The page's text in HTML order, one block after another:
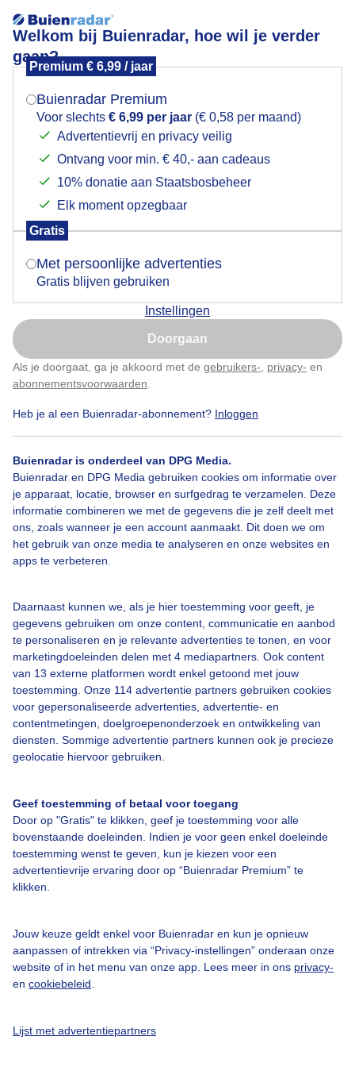
Welkom bij Buienradar, hoe wil je verder
gaan?
Premium € 6,99 / jaar
Buienradar Premium
Voor slechts € 6,99 per jaar (€ 0,58 per maand)
Advertentievrij en privacy veilig
Ontvang voor min. € 40,- aan cadeaus
10% donatie aan Staatsbosbeheer
Elk moment opzegbaar
Gratis
Met persoonlijke advertenties
Gratis blijven gebruiken
Instellingen
Doorgaan
Als je doorgaat, ga je akkoord met de gebruikers- privacy- en
abonnementsvoorwaarden
Heb je al een Buienradar-abonnement? Inloggen
Buienradar is onderdeel van DPG Media.
Buienradar en DPG Media gebruiken cookies om informatie over
je apparaat, locatie, browser en surfgedrag te verzamelen. Deze
informatie combineren we met de gegevens die je zelf deelt met
ons, zoals wanneer je een account aanmaakt. Dit doen we om
het gebruik van onze media te analyseren en onze websites en
apps te verbeteren.
Daarnaast kunnen we, als je hier toestemming voor geeft, je
gegevens gebruiken om onze content, communicatie en aanbod
te personaliseren en je relevante advertenties te tonen, en voor
marketingdoeleinden delen met 4 mediapartners. Ook content
van 13 externe platformen wordt enkel getoond met jouw
toestemming. Onze 114 advertentie partners gebruiken cookies
voor gepersonaliseerde advertenties, advertentie- en
contentmetingen, doelgroepenonderzoek en ontwikkeling van
diensten. Sommige advertentie partners kunnen ook je precieze
geolocatie hiervoor gebruiken.
Geef toestemming of betaal voor toegang
Door op "Gratis" te klikken, geef je toestemming voor alle
bovenstaande doeleinden. Indien je voor geen enkel doeleinde
toestemming wenst te geven, kun je kiezen voor een
advertentievrije ervaring door op “Buienradar Premium” te
klikken.
Jouw keuze geldt enkel voor Buienradar en kun je opnieuw
aanpassen of intrekken via “Privacy-instellingen” onderaan onze
website of in het menu van onze app. Lees meer in ons privacy-
en cookiebeleid
Lijst met advertentiepartners
Prachtige zonsondergang langs de N33
Door: public Gemaakt: 09-05-2026, 35x bekeken
Bekijk slideshow
Een moment geduld aub...
Over Buienradar
Contact
Toegankelijkheid
Gebruikersvoorwaarden
Buienradar Team
Privacy beleid
Cookie beleid
Gratis weerdata
Mogen we je locatie gebruiken voor het
Indien je hier nog geen akkoord op hebt gegeven,
verschijnt er zo een pop-up uit je browser waarin
Is goed, toon de popup
Nu niet, misschien later
Klik hierom dit aan te passen